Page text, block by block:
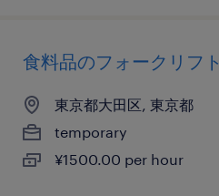
食料品のフォークリフト
東京都大田区, 東京都
temporary
¥1500.00 per hour